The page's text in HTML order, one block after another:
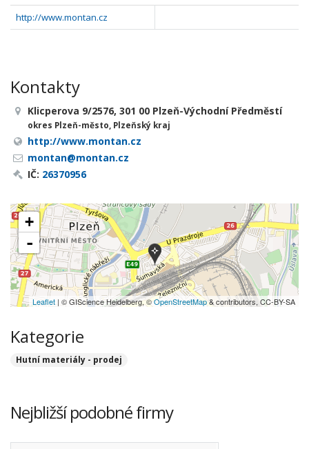
http://www.montan.cz
Kontakty
Klicperova 9/2576, 301 00 Plzeň-Východní Předměstí
okres Plzeň-město, Plzeňský kraj
http://www.montan.cz
montan@montan.cz
IČ: 26370956
+
-
Leaflet | © GIScience Heidelberg, ©OpenStreetMap& contributors, CC-BY-SA
Kategorie
Hutní materiály - prodej
Nejbližší podobné firmy